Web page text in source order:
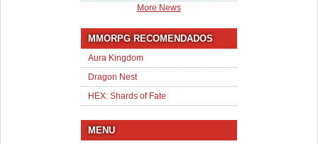
More News
MMORPG RECOMENDADOS
Aura Kingdom
Dragon Nest
HEX: Shards of Fate
MENU